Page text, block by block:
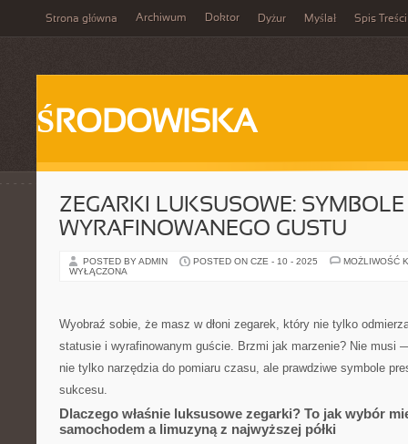
Strona główna Archiwum Doktor Dyżur Myślał Spis Treści
ŚRODOWISKA
ZEGARKI LUKSUSOWE:
WYRAFINOWANEGO GUSTU
POSTED BY ADMIN POSTED ON CZE - 10 - 2025
MOŻLIWOŚĆ
WYŁĄCZONA
Wyobraź sobie, że masz w dłoni zegarek, który nie tylko
statusie i wyrafinowanym guście. Brzmi jak marzenie? Nie musi
nie tylko narzędzia do pomiaru czasu, ale prawdziwe symbole
sukcesu.
Dlaczego właśnie luksusowe zegarki? To jak wybór
samochodem a limuzyną z najwyższej półki